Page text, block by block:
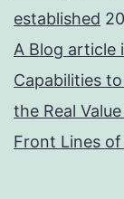
established
A Blog article
Capabilities
the Real
Front Lines